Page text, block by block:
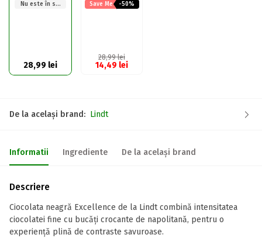
Nu este în stoc
28,99 lei
Save Me -50%
28,99lei
14,49 lei
De la același brand: Lindt
Informatii Ingrediente De la același brand
Descriere
Ciocolata neagră Excellence de la Lindt combină intensitatea
ciocolatei fine cu bucăți crocante de napolitană, pentru o
experiență plină de contraste savuroase.